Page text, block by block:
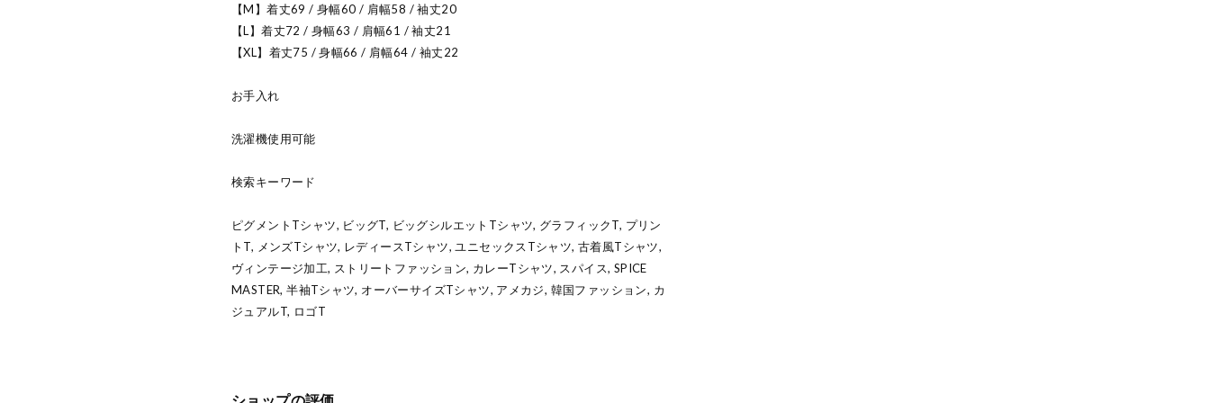
【M】着丈69 / 身幅60 / 肩幅58 / 袖丈20
【L】着丈72 / 身幅63 / 肩幅61 / 袖丈21
【XL】着丈75 / 身幅66 / 肩幅64 / 袖丈22
お手入れ
洗濯機使用可能
検索キーワード
ピグメントTシャツ, ビッグT, ビッグシルエットTシャツ, グラフィックT, プリン
トT, メンズTシャツ, レディースTシャツ, ユニセックスTシャツ, 古着風Tシャツ,
ヴィンテージ加工, ストリートファッション, カレーTシャツ, スパイス, SPICE
MASTER, 半袖Tシャツ, オーバーサイズTシャツ, アメカジ, 韓国ファッション, カ
ジュアルT, ロゴT